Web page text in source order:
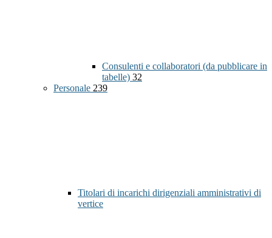
Consulenti e collaboratori (da pubblicare in
tabelle) 32
Personale 239
Titolari di incarichi dirigenziali amministrativi di
vertice